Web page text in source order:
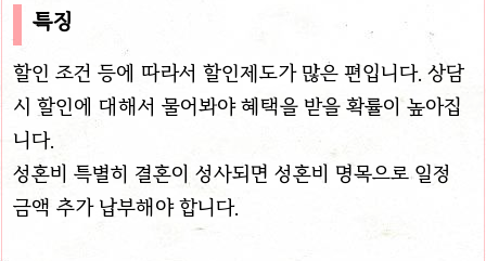
특징
할인 조건 등에 따라서 할인제도가 많은 편입니다. 상담
시 할인에 대해서 물어봐야 혜택을 받을 확률이 높아집
니다.
성혼비 특별히 결혼이 성사되면 성혼비 명목으로 일정
금액 추가 납부해야 합니다.